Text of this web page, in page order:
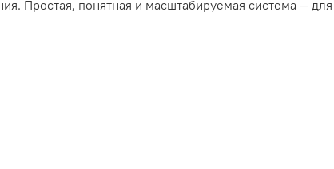
Простая, понятная и масштабируемая система —